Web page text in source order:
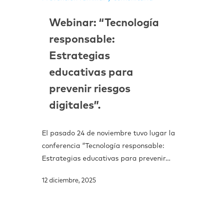
Webinar: “Tecnología
responsable:
Estrategias
educativas para
prevenir riesgos
digitales”.
El pasado 24 de noviembre tuvo lugar la
conferencia “Tecnología responsable:
Estrategias educativas para prevenir…
12 diciembre, 2025